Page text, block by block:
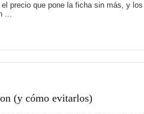
precio que pone la ficha sin más, y
...
(y cómo evitarlos)